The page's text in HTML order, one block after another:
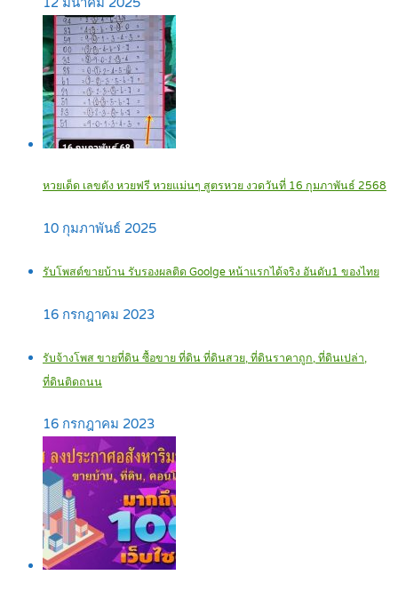
หวยเด็ด เลขดัง หวยฟรี หวยแม่นๆ สูตรหวย งวดวันที่ 16 กุมภาพันธ์ 2568
10 กุมภาพันธ์ 2025
รับโพสต์ขายบ้าน รับรองผลติด Goolge หน้าแรกได้จริง อันดับ1 ของไทย
16 กรกฎาคม 2023
รับจ้างโพส ขายที่ดิน ซื้อขาย ที่ดิน ที่ดินสวย, ที่ดินราคาถูก, ที่ดินเปล่า,
ที่ดินติดถนน
16 กรกฎาคม 2023